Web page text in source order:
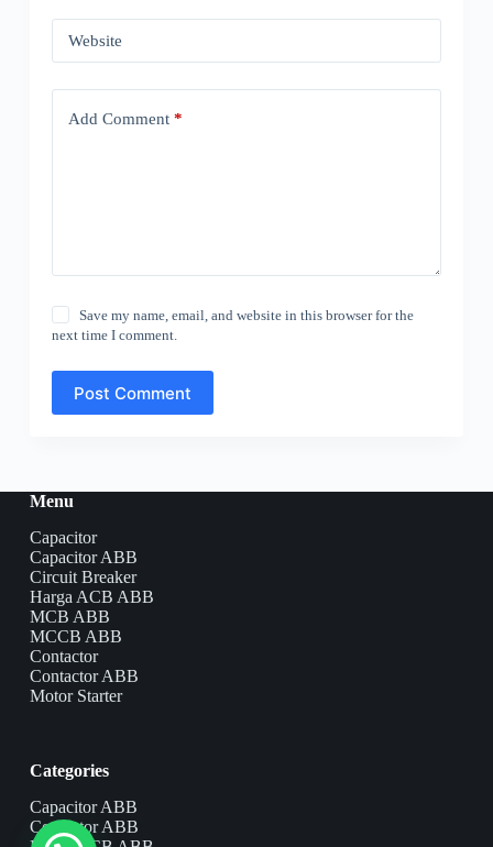
Website
Add Comment*
Save my name, email, and website in this browser for the
next time I comment.
Post Comment
Menu
Capacitor
Capacitor ABB
Circuit Breaker
Harga ACB ABB
MCB ABB
MCCB ABB
Contactor
Contactor ABB
Motor Starter
Categories
Capacitor ABB
Contactor ABB